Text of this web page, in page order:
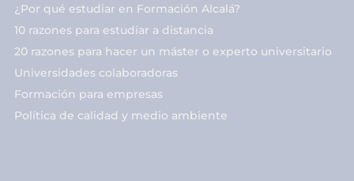
¿Por qué estudiar en Formación Alcalá?
10 razones para estudiar a distancia
20 razones para hacer un máster o experto universitario
Universidades colaboradoras
Formación para empresas
Política de calidad y medio ambiente